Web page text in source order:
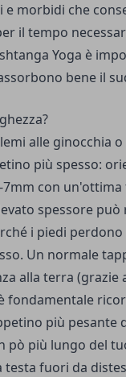
morbidi che
il tempo
Yoga è
bene il
alle ginocchia
più spesso:
con
spessore può
i piedi
Un normale
alla terra (grazie
fondamentale
più pesante
pò più lungo del
testa fuori da